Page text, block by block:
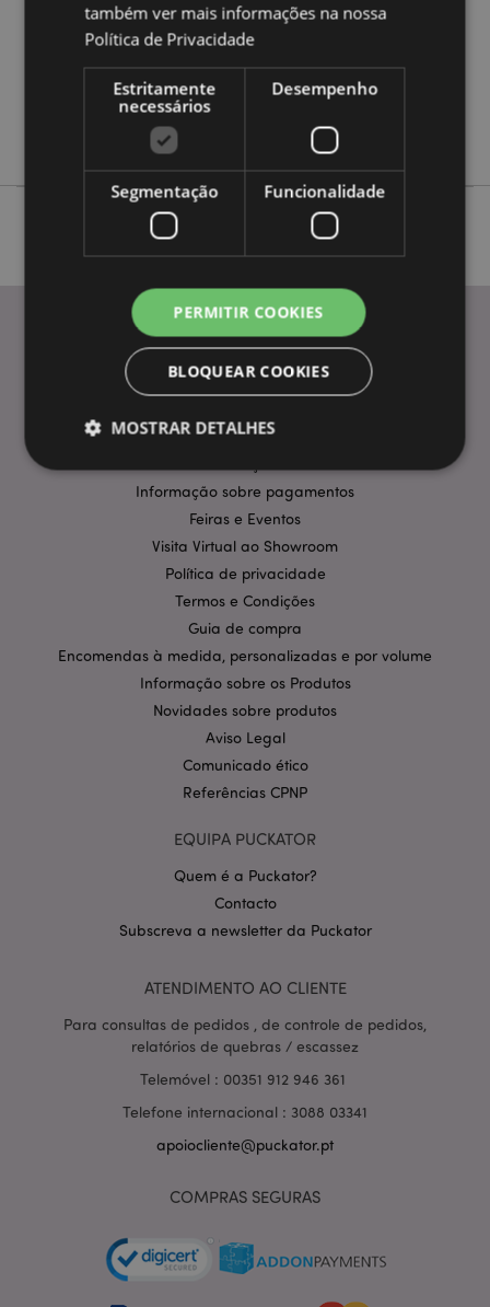
0.057000
Sim
Não
Game Over
INFORMAÇÃO
Entregas e Envios
Informação sobre pagamentos
Feiras e Eventos
Visita Virtual ao Showroom
Política de privacidade
Termos e Condições
Guia de compra
Encomendas à medida, personalizadas e por volume
Informação sobre os Produtos
Novidades sobre produtos
Aviso Legal
Comunicado ético
Referências CPNP
EQUIPA PUCKATOR
Quem é a Puckator?
Contacto
Subscreva a newsletter da Puckator
ATENDIMENTO AO CLIENTE
Para consultas de pedidos , de controle de pedidos,
relatórios de quebras / escassez
Telemóvel : 00351 912 946 361
Telefone internacional : 3088 03341
apoiocliente@puckator.pt
COMPRAS SEGURAS
também ver mais informações na nossa
Política de Privacidade
Estritamente
necessários
Desempenho
Segmentação Funcionalidade
PERMITIR COOKIES
BLOQUEAR COOKIES
MOSTRAR DETALHES
Estritamente necessários
Desempenho
Segmentação
Funcionalidade
Os cookies estritamente necessários permitem
funcionalidades centrais do website, tais como login
de utilizador e gestão de conta. O sítio web não
pode ser utilizado correctamente sem os cookies
estritamente necessários.
Provider
CookieScriptConsent
mage-cache-storage-section-
invalidation
Adobe Inc.
PHPSESSID